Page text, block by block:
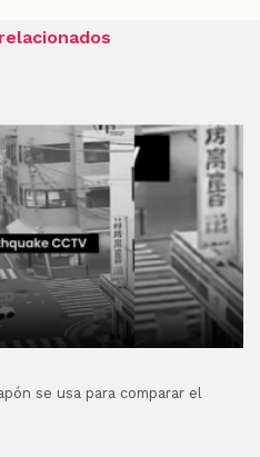
se usa para comparar el